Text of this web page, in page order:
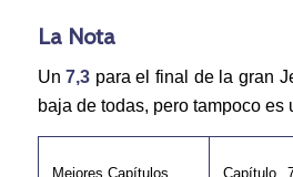
La Nota
Un7,3 para el final de la gran
baja de todas, pero tampoco es
Mejores Capítulos
Capítulo